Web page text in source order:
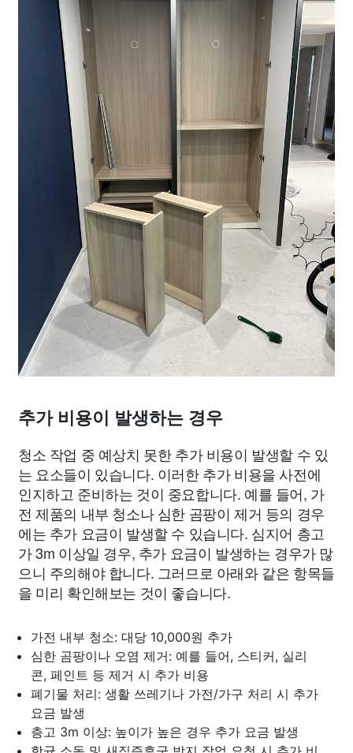
추가 비용이 발생하는 경우
청소 작업 중 예상치 못한 추가 비용이 발생할 수 있
는 요소들이 있습니다. 이러한 추가 비용을 사전에
인지하고 준비하는 것이 중요합니다. 예를 들어, 가
전 제품의 내부 청소나 심한 곰팡이 제거 등의 경우
에는 추가 요금이 발생할 수 있습니다. 심지어 층고
가 3m 이상일 경우, 추가 요금이 발생하는 경우가 많
으니 주의해야 합니다. 그러므로 아래와 같은 항목들
을 미리 확인해보는 것이 좋습니다.
가전 내부 청소: 대당 10,000원 추가
심한 곰팡이나 오염 제거: 예를 들어, 스티커, 실리
콘, 페인트 등 제거 시 추가 비용
폐기물 처리: 생활 쓰레기나 가전/가구 처리 시 추가
요금 발생
층고 3m 이상: 높이가 높은 경우 추가 요금 발생